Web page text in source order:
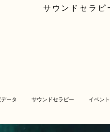
サウンドセラピ
ータ サウンドセラピー イベン